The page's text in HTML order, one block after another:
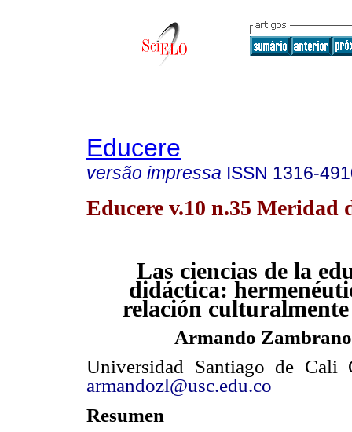
Educere
versão impressa ISSN 1316-
Educere v.10 n.35 Meridad
Las ciencias de la
didáctica:
relación culturalmente
Armando
Universidad Santiago de Cali
armandozl@usc.edu.co
Resumen